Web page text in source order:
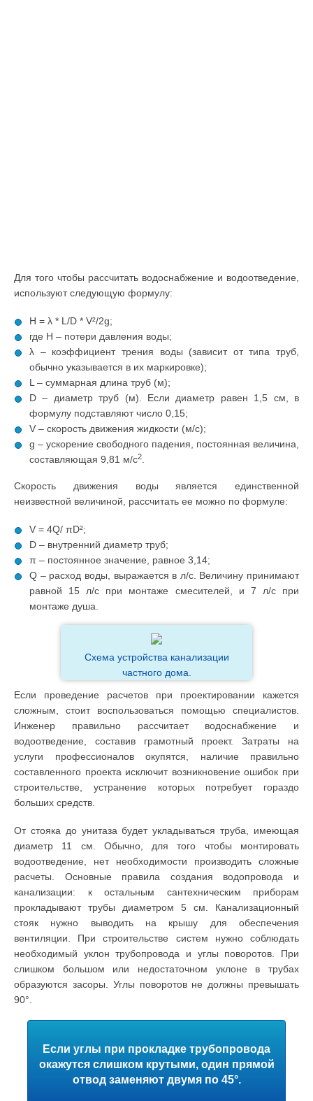
Для того чтобы рассчитать водоснабжение и водоотведение,
используют следующую формулу:
H = λ * L/D * V²/2g;
где H – потери давления воды;
λ – коэффициент трения воды (зависит от типа труб,
обычно указывается в их маркировке);
L – суммарная длина труб (м);
D – диаметр труб (м). Если диаметр равен 1,5 см, в
формулу подставляют число 0,15;
V – скорость движения жидкости (м/с);
g – ускорение свободного падения, постоянная величина,
составляющая 9,81 м/с2.
Скорость движения воды является единственной
неизвестной величиной, рассчитать ее можно по формуле:
V = 4Q/ πD²;
D – внутренний диаметр труб;
π – постоянное значение, равное 3,14;
Q – расход воды, выражается в л/с. Величину принимают
равной 15 л/с при монтаже смесителей, и 7 л/с при
монтаже душа.
Схема устройства канализации
частного дома.
Если проведение расчетов при проектировании кажется
сложным, стоит воспользоваться помощью специалистов.
Инженер правильно рассчитает водоснабжение и
водоотведение, составив грамотный проект. Затраты на
услуги профессионалов окупятся, наличие правильно
составленного проекта исключит возникновение ошибок при
строительстве, устранение которых потребует гораздо
больших средств.
От стояка до унитаза будет укладываться труба, имеющая
диаметр 11 см. Обычно, для того чтобы монтировать
водоотведение, нет необходимости производить сложные
расчеты. Основные правила создания водопровода и
канализации: к остальным сантехническим приборам
прокладывают трубы диаметром 5 см. Канализационный
стояк нужно выводить на крышу для обеспечения
вентиляции. При строительстве систем нужно соблюдать
необходимый уклон трубопровода и углы поворотов. При
слишком большом или недостаточном уклоне в трубах
образуются засоры. Углы поворотов не должны превышать
90°.
Если углы при прокладке трубопровода
окажутся слишком крутыми, один прямой
отвод заменяют двумя по 45°.